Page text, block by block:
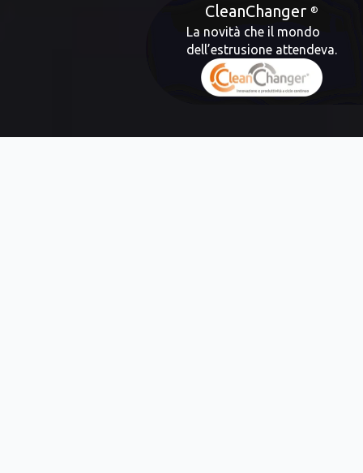
CleanChanger
La novità che il mondo
dell’estrusione attendeva.